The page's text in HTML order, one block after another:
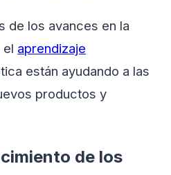
de los avances en la
el aprendizaje
están ayudando a las
productos y
de los